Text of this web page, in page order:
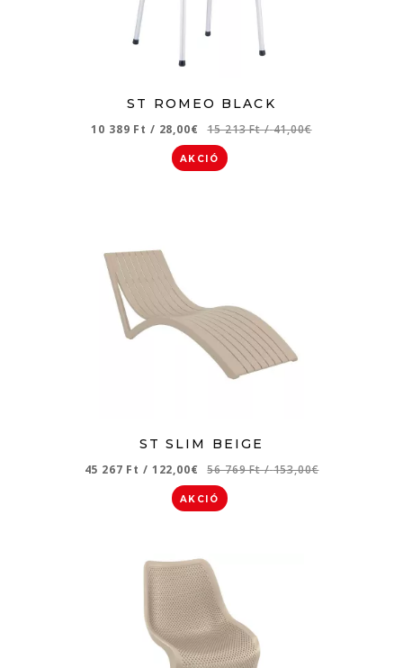
ST ROMEO BLACK
10 389 Ft / 28,00€ 15 213 Ft/ 41,00€
AKCIÓ
ST SLIM BEIGE
45 267 Ft / 122,00€ 56 769 Ft/ 153,00€
AKCIÓ